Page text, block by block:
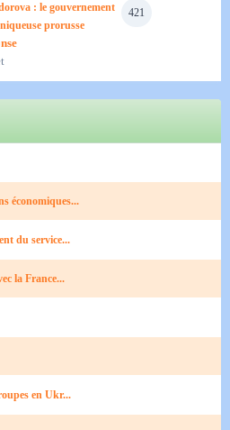
421
: le gouvernement
prorusse
économiques...
du service...
la France...
en Ukr...